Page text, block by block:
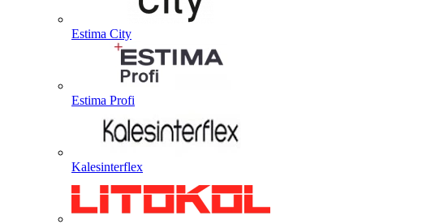
Estima City
Estima Profi
Kalesinterflex